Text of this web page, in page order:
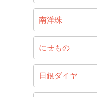
南洋珠
にせもの
日銀ダイヤ